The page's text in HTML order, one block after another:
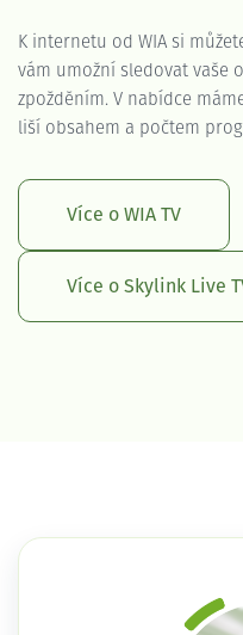
K internetu od WIA si
vám umožní sledovat vaše
zpožděním. V nabídce
liší obsahem a počtem
Více o WIA TV
Více o Skylink Live